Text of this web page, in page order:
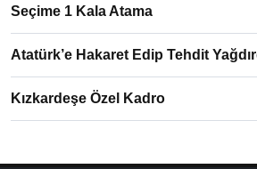
Seçime 1 Kala Atama
Atatürk’e Hakaret Edip Tehdit
Kızkardeşe Özel Kadro